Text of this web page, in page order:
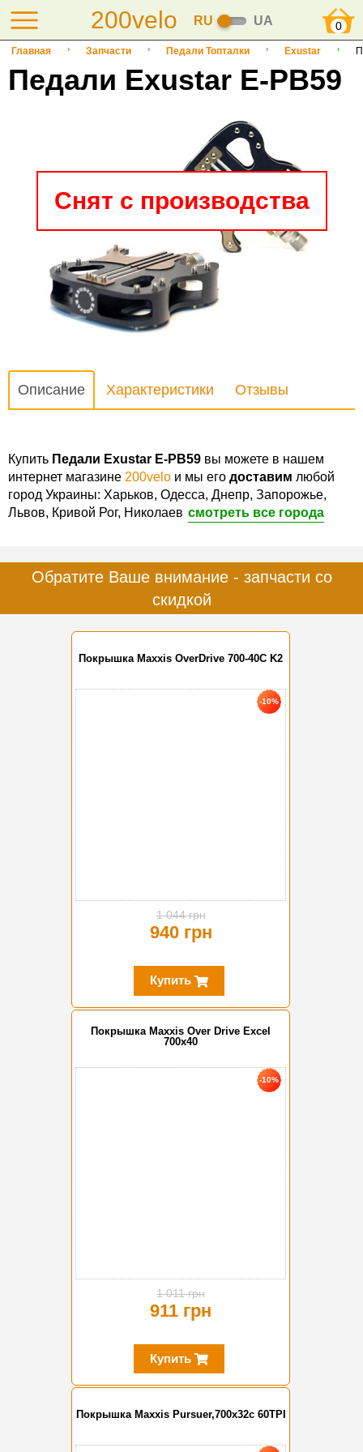
200velo RU UA 0
Главная Запчасти Педали Топталки Exustar
Педали Exustar E-PB59
Снят с производства
Описание Характеристики Отзывы
Купить Педали Exustar E-PB59 вы можете в нашем
интернет магазине 200velo и мы его доставим любой
город Украины: Харьков, Одесса, Днепр, Запорожье,
Львов, Кривой Рог, Николаев смотреть все города
Обратите Ваше внимание - запчасти со
скидкой
Покрышка Maxxis OverDrive 700-40C K2
-10%
1 044 грн
940 грн
Купить
Покрышка Maxxis Over Drive Excel
700x40
-10%
1 011 грн
911 грн
Купить
Покрышка Maxxis Pursuer,700x32c 60TPI